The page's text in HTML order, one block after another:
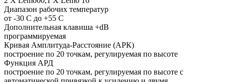
Диапазон рабочих температур
от -30 C до +55 C
Дополнительная клавиша +dB
программируемая
Кривая Амплитуда-Расстояние (АРК)
построение по 20 точкам, регулируемая по высоте
Функция АРД
построение по 20 точкам, регулируемая по высоте с